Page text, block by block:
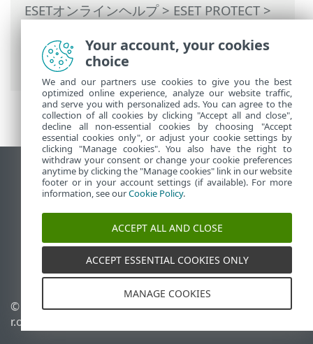
ESETオンラインヘルプ>ESET PROTECT>
インメニュー> 検出> 検出プレビュー(サ
イドパネル)
デスクトップサイトの表示
End of Life
ESETナレッジベース
ESETフォーラム
ESET Status Portal
地域サポート
© 1992 - 2026 ESET, spol. s
r.o. - All rights reserved.
Cookieの管理
Your account, your cookies
choice
We and our partners use cookies to give you the best
optimized online experience, analyze our website traffic,
and serve you with personalized ads. You can agree to the
collection of all cookies by clicking "Accept all and close",
decline all non-essential cookies by choosing "Accept
essential cookies only", or adjust your cookie settings by
clicking "Manage cookies". You also have the right to
withdraw your consent or change your cookie preferences
anytime by clicking the "Manage cookies" link in our website
footer or in your account settings (if available). For more
information, see ourCookie Policy.
ACCEPT ALL AND CLOSE
ACCEPT ESSENTIAL COOKIES ONLY
MANAGE COOKIES